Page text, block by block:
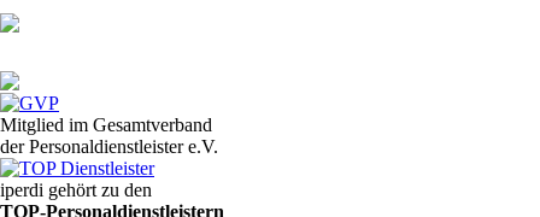
Mitglied im Gesamtverband
der Personaldienstleister e.V.
iperdi gehört zu den
TOP-Personaldienstleistern